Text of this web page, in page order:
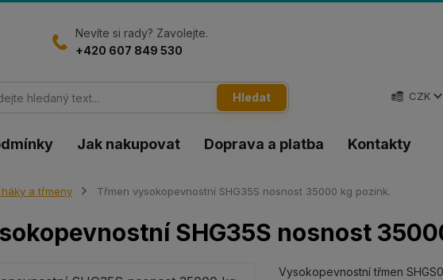
Jak nakupovat Doprava a platba Kontakty
CZK
Hledat
Nevíte si rady? Zavolejte.
+420 607 849 530
a třmeny Třmen vysokopevnostní SHG35S nosnost 35000 kg pozink.
SHG35S nosnost
Vysokopevnostní třmen